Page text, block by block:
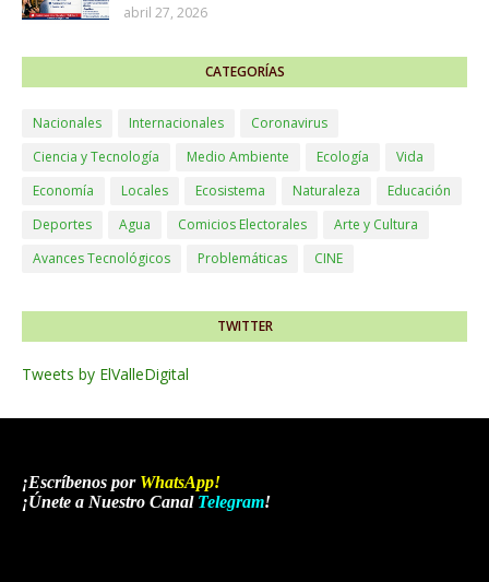
abril 27, 2026
CATEGORÍAS
Nacionales Internacionales
Coronavirus
Ciencia y Tecnología
Medio Ambiente Ecología
Vida
Economía
Locales Ecosistema Naturaleza
Educación
Deportes
Agua Comicios Electorales
Arte y Cultura
Avances Tecnológicos
Problemáticas CINE
TWITTER
Tweets by ElValleDigital
¡Escríbenos por WhatsApp!
¡Únete a Nuestro Canal Telegram!